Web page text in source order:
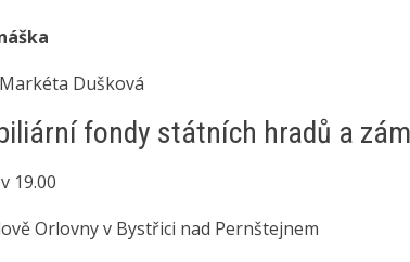
Dušková
fondy státních hradů a
19.00
Orlovny v Bystřici nad Pernštejnem